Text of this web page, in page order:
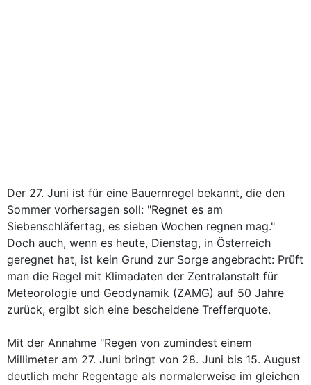
Der 27. Juni ist für eine Bauernregel bekannt, die den
Sommer vorhersagen soll: "Regnet es am
Siebenschläfertag, es sieben Wochen regnen mag."
Doch auch, wenn es heute, Dienstag, in Österreich
geregnet hat, ist kein Grund zur Sorge angebracht: Prüft
man die Regel mit Klimadaten der Zentralanstalt für
Meteorologie und Geodynamik (ZAMG) auf 50 Jahre
zurück, ergibt sich eine bescheidene Trefferquote.
Mit der Annahme "Regen von zumindest einem
Millimeter am 27. Juni bringt von 28. Juni bis 15. August
deutlich mehr Regentage als normalerweise im gleichen